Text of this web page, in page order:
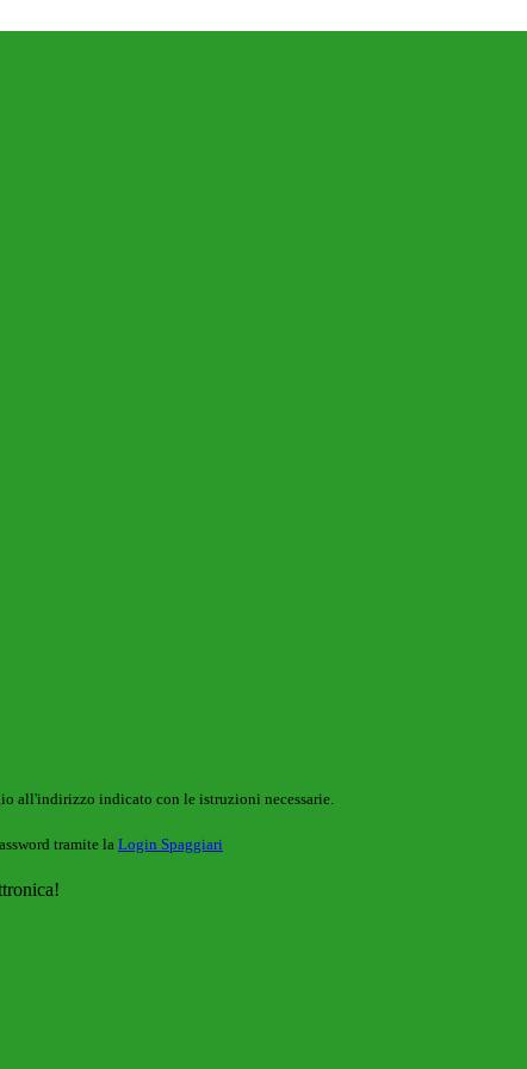
all'indirizzo indicato con le istruzioni necessarie.
tramite la Login Spaggiari